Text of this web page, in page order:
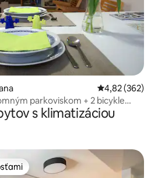
Priemerné
4,82 (362)
parkoviskom + 2 bicykle
s klimatizáciou
hosťami